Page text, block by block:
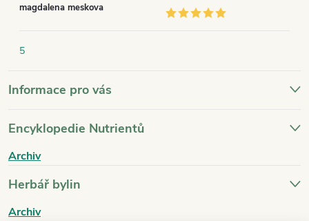
magdalena meskova
5
Informace pro vás
Encyklopedie Nutrientů
Archiv
Herbář bylin
Archiv